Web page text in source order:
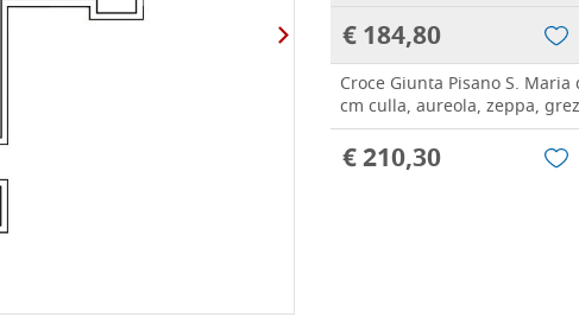
€ 184,80
Croce Giunta Pisano S.
cm culla, aureola, zeppa,
€ 210,30